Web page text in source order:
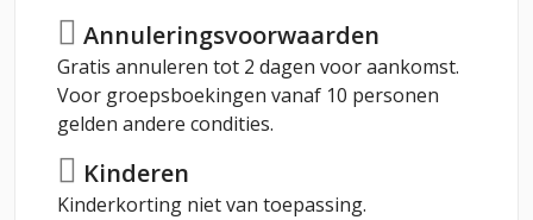
Annuleringsvoorwaarden
Gratis annuleren tot 2 dagen voor aankomst.
Voor groepsboekingen vanaf 10 personen
gelden andere condities.
Kinderen
Kinderkorting niet van toepassing.